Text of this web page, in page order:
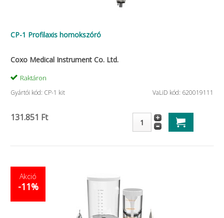
CP-1 Profilaxis homokszóró
Coxo Medical Instrument Co. Ltd.
Raktáron
Gyártói kód: CP-1 kit VaLiD kód: 620019111
131.851 Ft
Akció
-11%